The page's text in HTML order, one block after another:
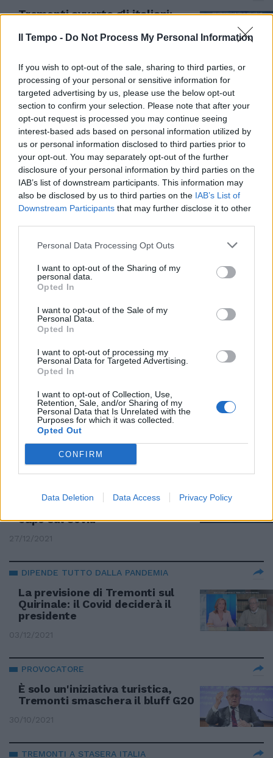
Il Tempo - Do Not Process My Personal Information
If you wish to opt-out of the sale, sharing to third parties, or
processing of your personal or sensitive information for
targeted advertising by us, please use the below opt-out
section to confirm your selection. Please note that after your
opt-out request is processed you may continue seeing
interest-based ads based on personal information utilized by
us or personal information disclosed to third parties prior to
your opt-out. You may separately opt-out of the further
disclosure of your personal information by third parties on the
IAB’s list of downstream participants. This information may
also be disclosed by us to third parties on the IAB’s List of
Downstream Participants that may further disclose it to other
Personal Data Processing Opt Outs
I want to opt-out of the Sharing of my
personal data.
Opted In
I want to opt-out of the Sale of my
Personal Data.
Opted In
I want to opt-out of processing my
Personal Data for Targeted Advertising.
Opted In
I want to opt-out of Collection, Use,
Retention, Sale, and/or Sharing of my
Personal Data that Is Unrelated with the
Purposes for which it was collected.
Opted Out
CONFIRM
Data Deletion Data Access Privacy Policy
Tremonti avverte gli italiani:
ci aspetta
IN ONDA
Tremonti disintegra la De
Gregorio: "Non ne parlo". Lei va
su tutte le furie: lite in studio
19/03/2022
ALTRO CHE GUERRA
Draghi senza alibi, Tremonti
che i prezzi salgono"
16/03/2022
SERVE LA PROROGA
di Tremonti sulla casa
03/03/2022
SANITÀ ALLO SBANDO
e ridicolo: Tremonti demolisce il
governo: lontani dalla realtà
10/01/2022
CONTROCORRENTE
responsabilità". Tremonti duro
capo sul Covid
27/12/2021
DIPENDE TUTTO DALLA PANDEMIA
La previsione di Tremonti sul
Quirinale: il Covid deciderà il
presidente
03/12/2021
PROVOCATORE
È solo un'iniziativa turistica,
Tremonti smaschera il bluff G20
30/10/2021
TREMONTI A STASERA ITALIA